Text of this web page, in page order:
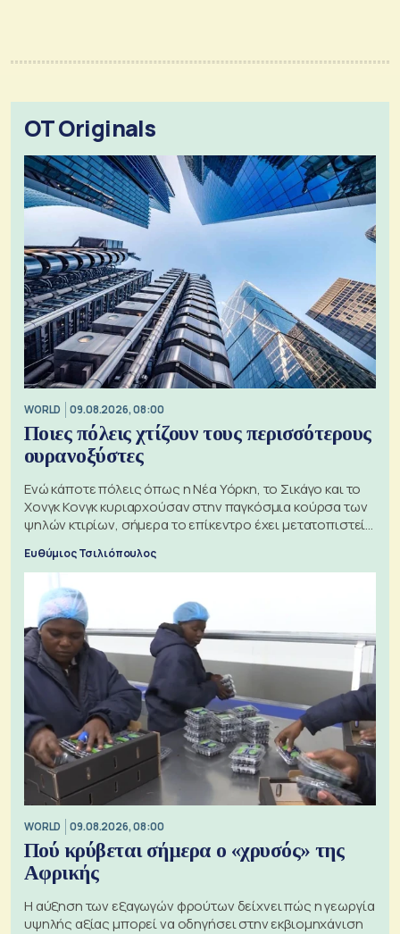
OT Originals
WORLD 09.08.2026, 08:00
Ποιες πόλεις χτίζουν τους περισσότερους
ουρανοξύστες
Ενώ κάποτε πόλεις όπως η Νέα Υόρκη, το Σικάγο και το
Χονγκ Κονγκ κυριαρχούσαν στην παγκόσμια κούρσα των
ψηλών κτιρίων, σήμερα το επίκεντρο έχει μετατοπιστεί
Ευθύμιος Τσιλιόπουλος
WORLD 09.08.2026, 08:00
Πού κρύβεται σήμερα ο «χρυσός» της
Αφρικής
Η αύξηση των εξαγωγών φρούτων δείχνει πώς η γεωργία
υψηλής αξίας μπορεί να οδηγήσει στην εκβιομηχάνιση